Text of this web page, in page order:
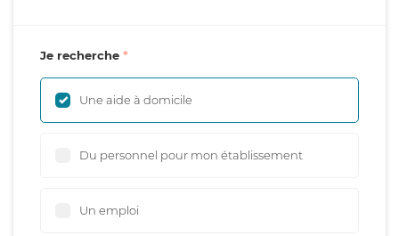
Je recherche
Une aide à domicile
Du personnel pour mon établissement
Un emploi